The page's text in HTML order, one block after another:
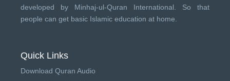
developed by Minhaj-ul-Quran International . So that
people can get basic Islamic education at home.
Quick Links
Download Quran Audio